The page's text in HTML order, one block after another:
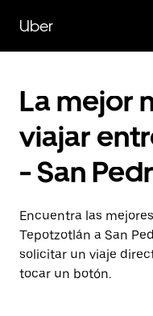
contenido
principal
Uber
La mejor
viajar
- San
Encuentra las
Tepotzotlán a San
solicitar un viaje
tocar un botón.